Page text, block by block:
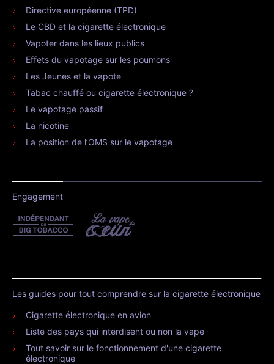
Directive européenne (TPD)
Le CBD et la cigarette électronique
Vapoter dans les lieux publics
Effets du vapotage sur les poumons
Les Jeunes et la vapote
Tabac chauffé ou cigarette électronique ?
Le vapotage passif
La nicotine
La position de l’OMS sur le vapotage
Engagement
Les guides pour tout comprendre sur la cigarette électronique
Cigarette électronique en avion
Liste des pays qui interdisent ou non la vape
Tout savoir sur le fonctionnement d'une cigarette
électronique